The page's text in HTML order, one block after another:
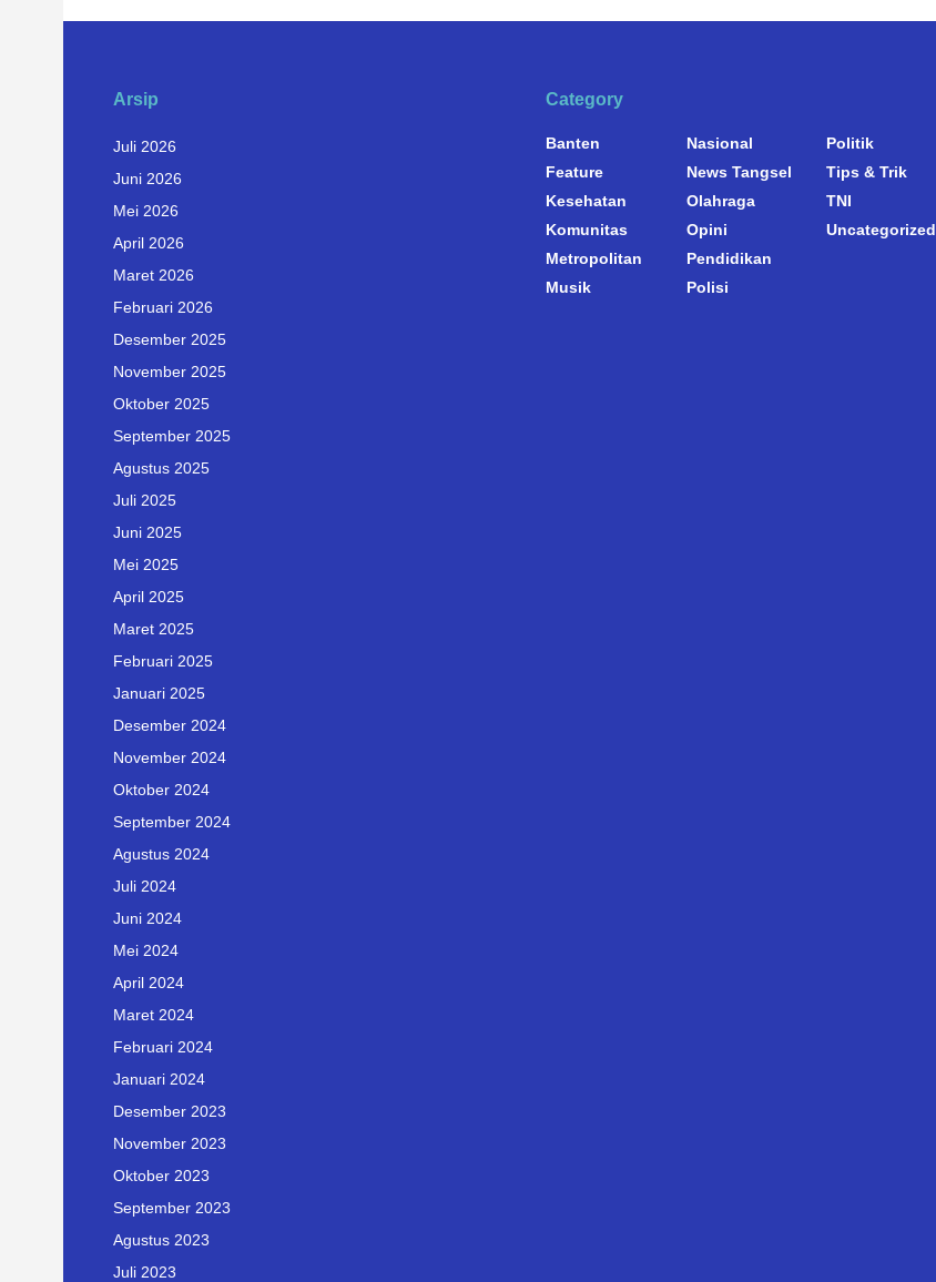
Arsip
Juli 2026
Juni 2026
Mei 2026
April 2026
Maret 2026
Februari 2026
Desember 2025
November 2025
Oktober 2025
September 2025
Agustus 2025
Juli 2025
Juni 2025
Mei 2025
April 2025
Maret 2025
Februari 2025
Januari 2025
Desember 2024
November 2024
Oktober 2024
September 2024
Agustus 2024
Juli 2024
Juni 2024
Mei 2024
April 2024
Maret 2024
Februari 2024
Januari 2024
Desember 2023
November 2023
Oktober 2023
September 2023
Agustus 2023
Juli 2023
Category
Banten
Feature
Kesehatan
Komunitas
Metropolitan
Musik
Nasional
News Tangsel
Olahraga
Opini
Pendidikan
Polisi
Politik
Tips & Trik
TNI
Uncategorized